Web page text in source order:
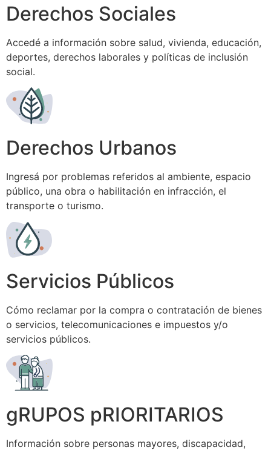
Derechos Sociales
Accedé a información sobre salud, vivienda, educación,
deportes, derechos laborales y políticas de inclusión
social.
Derechos Urbanos
Ingresá por problemas referidos al ambiente, espacio
público, una obra o habilitación en infracción, el
transporte o turismo.
Servicios Públicos
Cómo reclamar por la compra o contratación de bienes
o servicios, telecomunicaciones e impuestos y/o
servicios públicos.
gRUPOS pRIORITARIOS
Información sobre personas mayores, discapacidad,